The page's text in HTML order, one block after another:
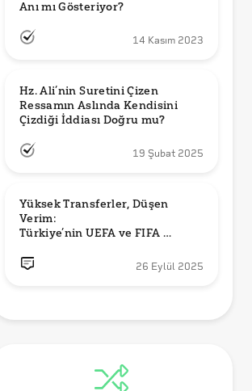
14 Kasım 2023
Hz. Ali’nin Suretini Çizen
Ressamın Aslında Kendisini
Çizdiği İddiası Doğru mu?
19 Şubat 2025
Yüksek Transferler, Düşen
Verim:
Türkiye’nin UEFA ve FIFA
26 Eylül 2025